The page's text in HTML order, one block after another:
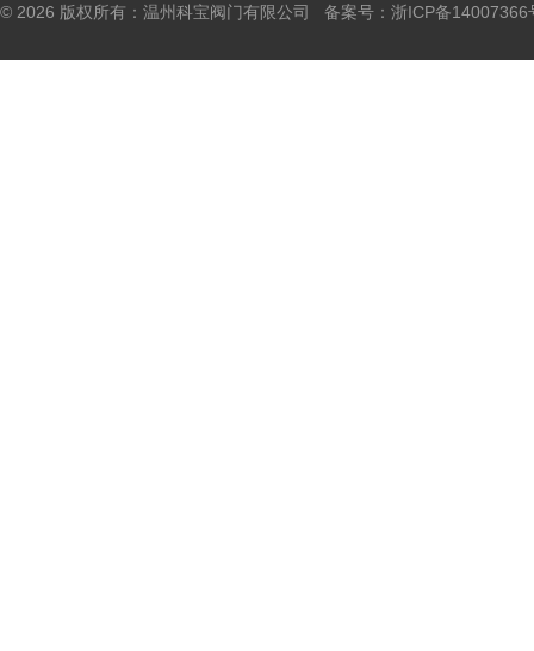
© 2026 版权所有：温州科宝阀门有限公司 备案号： 浙ICP备14007366